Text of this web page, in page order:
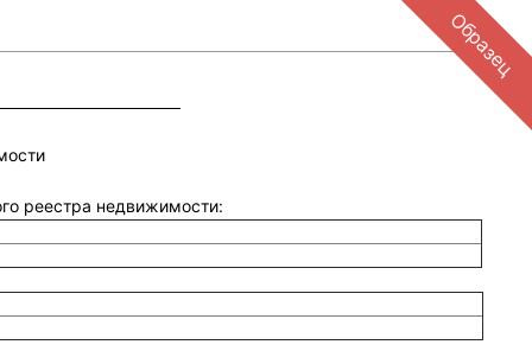
реестра недвижимости:
Образец